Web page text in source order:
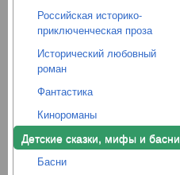
Российская историко-
приключенческая проза
Исторический любовный
роман
Фантастика
Кинороманы
Детские сказки, мифы и басни
Басни